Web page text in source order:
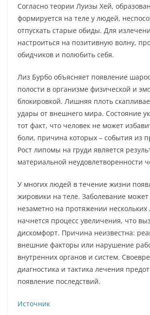
Согласно теории Луизы Хей,
формируется на теле у людей,
отпускать старые обиды. Для
настроиться на позитивную волну,
обидчиков и полюбить себя.
Лиз Бурбо объясняет появление
полости в организме физической и
блокировкой. Лишняя плоть
удары от внешнего мира. Состояние
тот факт, что человек не может
боли, причина которых – события из
Рост липомы на груди является
материальной неудовлетворенности
У многих людей в течение жизни
жировики на теле. Заболевание может
незаметно на протяжении нескольких
начнется процесс увеличения, что
дискомфорт. Причина неизвестна:
внешние факторы или нарушение
внутренних органов и систем.
диагностика и тактика лечения
появление последствий.
Источник